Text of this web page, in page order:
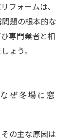
フォームは、
題の根本的な
専門業者と相
ょう。
ぜ冬場に窓
の主な原因は